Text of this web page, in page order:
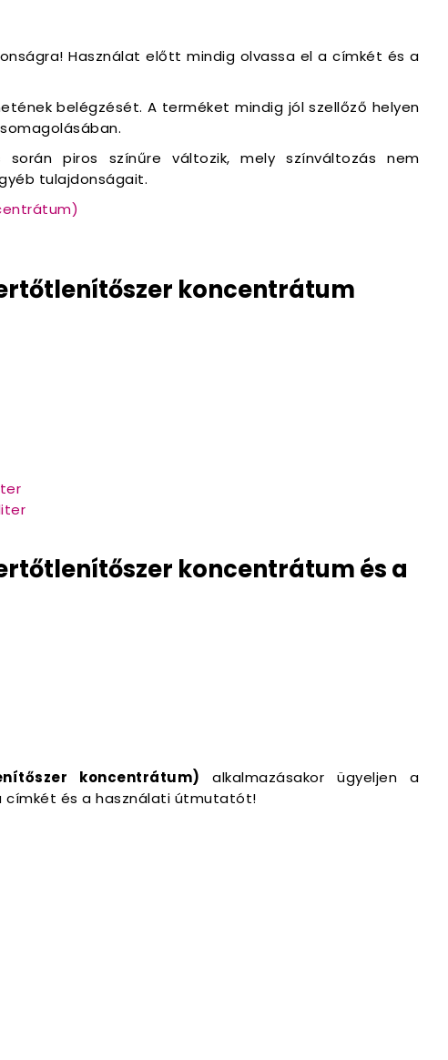
Használat előtt mindig olvassa el a címkét és a
belégzését. A terméket mindig jól szellőző helyen
piros színűre változik, mely színváltozás nem
tulajdonságait.
koncentrátum
koncentrátum és a
koncentrátum) alkalmazásakor ügyeljen a
címkét és a használati útmutatót!